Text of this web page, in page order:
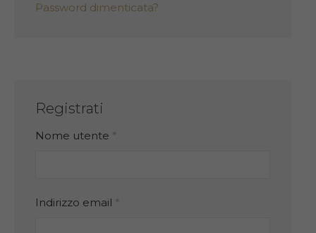
Password dimenticata?
Registrati
Nome utente *
Indirizzo email *